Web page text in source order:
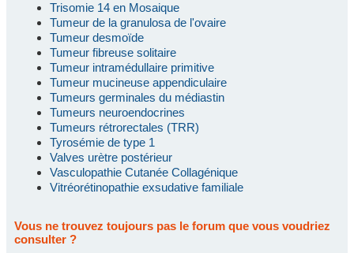
Trisomie 14 en Mosaique
Tumeur de la granulosa de l'ovaire
Tumeur desmoïde
Tumeur fibreuse solitaire
Tumeur intramédullaire primitive
Tumeur mucineuse appendiculaire
Tumeurs germinales du médiastin
Tumeurs neuroendocrines
Tumeurs rétrorectales (TRR)
Tyrosémie de type 1
Valves urètre postérieur
Vasculopathie Cutanée Collagénique
Vitréorétinopathie exsudative familiale
Vous ne trouvez toujours pas le forum que vous voudriez
consulter ?